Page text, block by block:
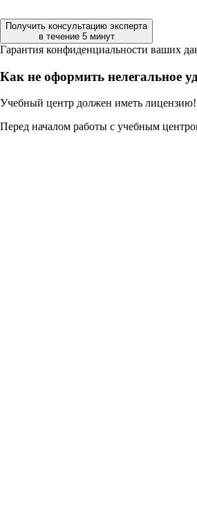
Получить консультацию эксперта
в течение 5 минут
Гарантия конфиденциальности ваших
Как не оформить нелегальное
Учебный центр должен иметь лицензию!
Перед началом работы с учебным